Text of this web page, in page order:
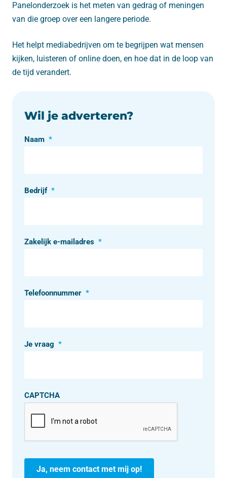
Panelonderzoek is het meten van gedrag of meningen
van die groep over een langere periode.
Het helpt mediabedrijven om te begrijpen wat mensen
kijken, luisteren of online doen, en hoe dat in de loop van
de tijd verandert.
Wil je adverteren?
Naam *
Bedrijf *
Zakelijk e-mailadres *
Telefoonnummer *
Je vraag *
CAPTCHA